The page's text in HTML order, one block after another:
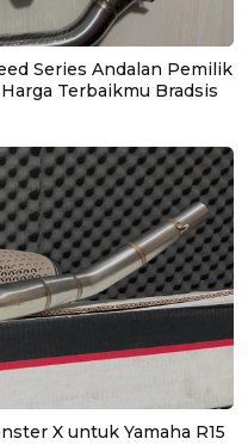
Series Andalan Pemilik
Terbaikmu Bradsis
X untuk Yamaha R15